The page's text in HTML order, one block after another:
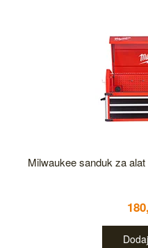
Milwaukee sanduk za